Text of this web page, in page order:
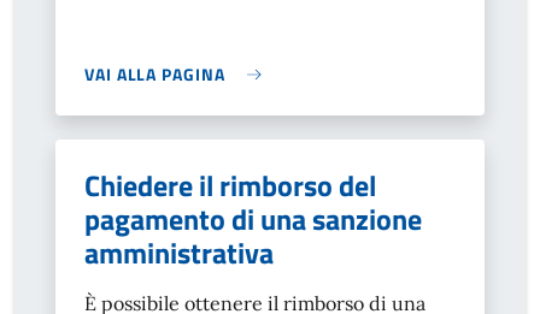
VAI ALLA PAGINA
Chiedere il rimborso del
pagamento di una sanzione
amministrativa
È possibile ottenere il rimborso di una